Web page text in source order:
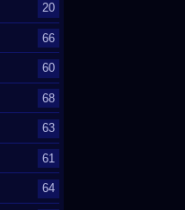
20
66
60
68
63
61
64